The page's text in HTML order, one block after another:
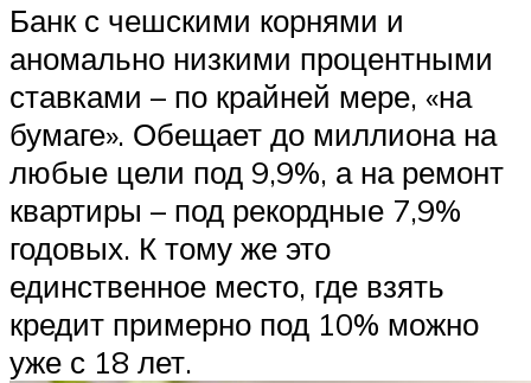
Банк с чешскими корнями и
аномально низкими процентными
ставками – по крайней мере, «на
бумаге». Обещает до миллиона на
любые цели под 9,9%, а на ремонт
квартиры – под рекордные 7,9%
годовых. К тому же это
единственное место, где взять
кредит примерно под 10% можно
уже с 18 лет.